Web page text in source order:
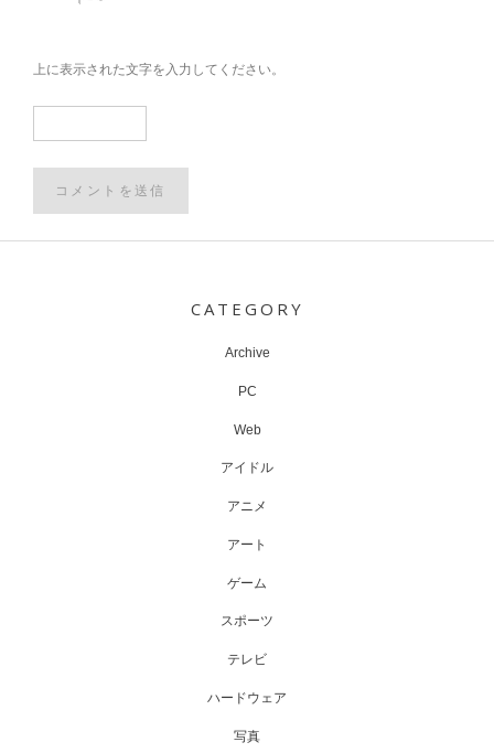
上に表示された文字を入力してください。
CATEGORY
Archive
PC
Web
アイドル
アニメ
アート
ゲーム
スポーツ
テレビ
ハードウェア
写真